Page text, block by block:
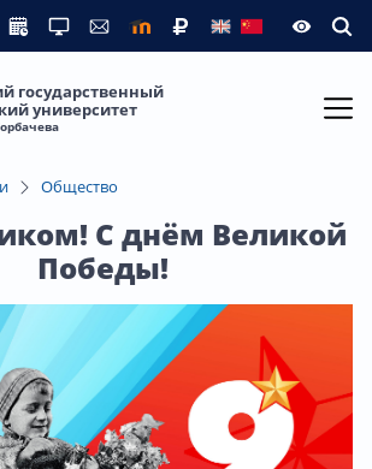
государственный
университет
Общество
С днём Великой
Победы!